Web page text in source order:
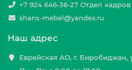
+7 924 646-36-27 Отдел кадров
shans-mebel@yandex.ru
Наш адрес
Еврейская АО, г. Биробиджан,